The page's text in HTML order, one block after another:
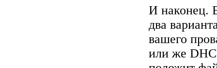
И наконец.
два
вашего
или же